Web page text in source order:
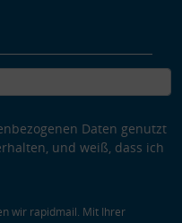
Daten genutzt
und weiß, dass ich
wir rapidmail. Mit Ihrer